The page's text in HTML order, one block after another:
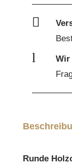

l Wir
Runde